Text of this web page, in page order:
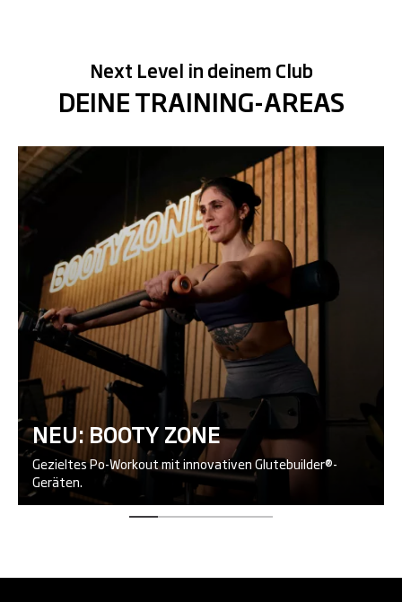
Next Level in deinem Club
DEINE TRAINING-AREAS
NEU: BOOTY ZONE
Gezieltes Po-Workout mit innovativen Glutebuilder®-
Geräten.